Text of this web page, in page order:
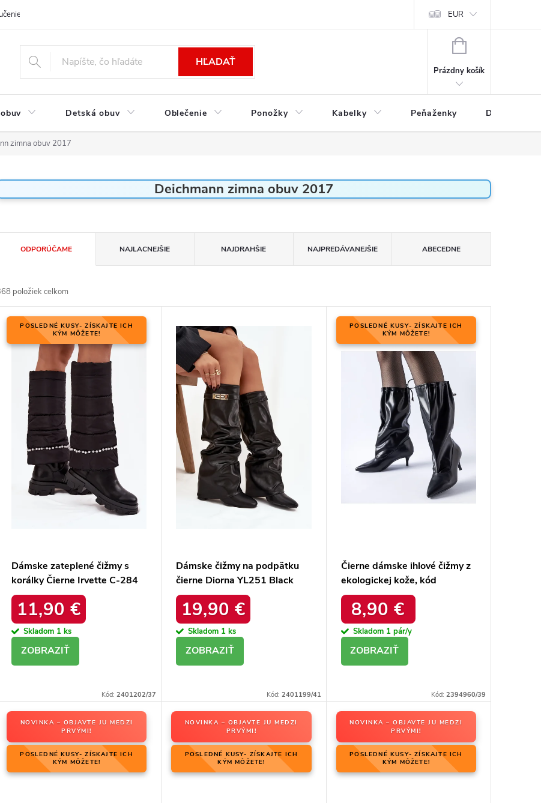
a platba Podmienky ochrany osobných údajov
EUR
HĽADAŤ
NÁKUPNÝ
Prázdny košík
Detská obuv Oblečenie Ponožky Kabelky Peňaženky Drogéria
zimna obuv 2017
Deichmann zimna obuv 2017
ODPORÚČAME NAJLACNEJŠIE NAJDRAHŠIE NAJPREDÁVANEJŠIE ABECEDNE
položiek celkom
POSLEDNÉ KUSY- ZÍSKAJTE ICH
KÝM MÔŽETE!
Dámske zateplené čižmy s
korálky Čierne Irvette C-284
Black
11,90 €
Skladom 1 ks
Kód:2401202/37
Dámske čižmy na podpätku
čierne Diorna YL251 Black
19,90 €
Skladom 1 ks
Kód: 2401199/41
POSLEDNÉ KUSY- ZÍSKAJTE ICH
KÝM MÔŽETE!
Čierne dámske ihlové čižmy z
ekologickej kože, kód
produktu 1335 Black
8,90 €
Skladom 1 pár/y
Kód: 2394960/39
NOVINKA – OBJAVTE JU MEDZI
PRVÝMI!
POSLEDNÉ KUSY- ZÍSKAJTE ICH
KÝM MÔŽETE!
NOVINKA – OBJAVTE JU MEDZI
PRVÝMI!
POSLEDNÉ KUSY- ZÍSKAJTE ICH
KÝM MÔŽETE!
NOVINKA – OBJAVTE JU MEDZI
PRVÝMI!
POSLEDNÉ KUSY- ZÍSKAJTE ICH
KÝM MÔŽETE!